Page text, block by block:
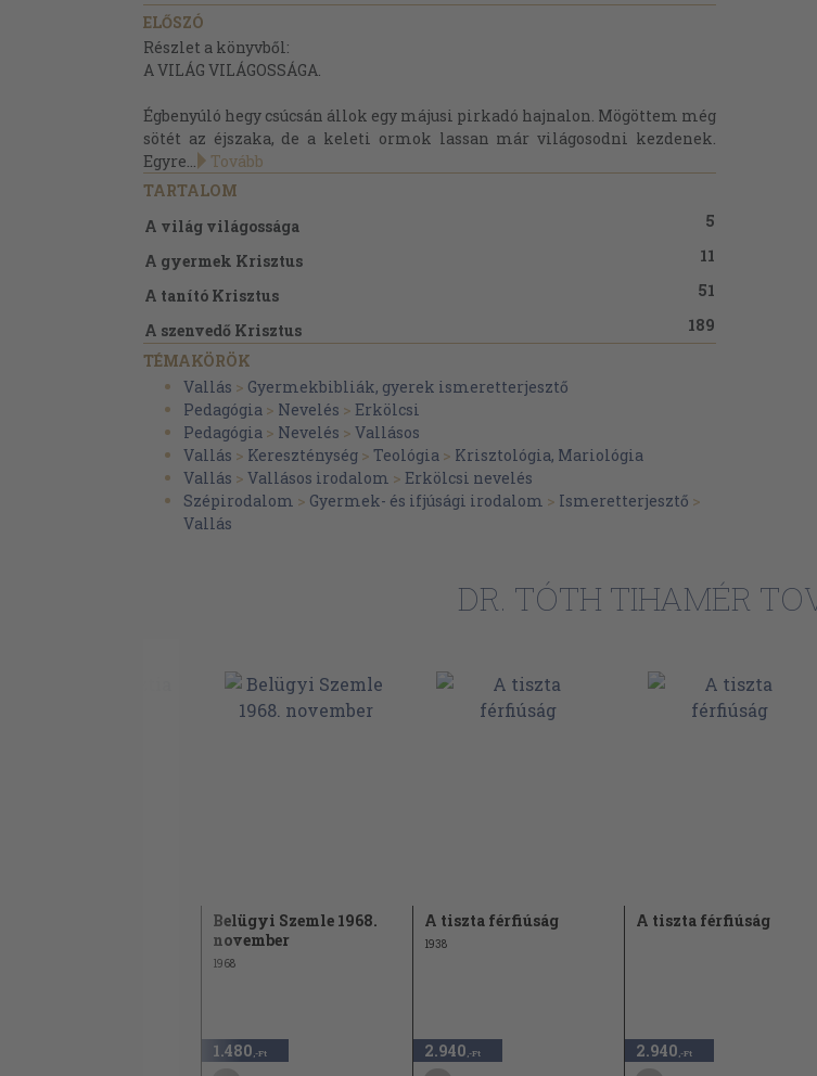
ELŐSZÓ
Részlet a könyvből:
A VILÁG VILÁGOSSÁGA.
Égbenyúló hegy csúcsán állok egy májusi pirkadó hajnalon. Mögöttem még
sötét az éjszaka, de a keleti ormok lassan már világosodni kezdenek.
Egyre...
Tovább
TARTALOM
A világ világossága
5
A gyermek Krisztus
11
A tanító Krisztus
51
A szenvedő Krisztus
189
TÉMAKÖRÖK
Vallás > Gyermekbibliák, gyerek ismeretterjesztő
Pedagógia > Nevelés > Erkölcsi
Pedagógia > Nevelés > Vallásos
Vallás > Kereszténység > Teológia > Krisztológia, Mariológia
Vallás > Vallásos irodalom > Erkölcsi nevelés
Szépirodalom > Gyermek- és ifjúsági irodalom > Ismeretterjesztő >
Vallás
DR. TÓTH TIHAMÉR
Belügyi Szemle 1968.
november
1968
1.480 ,-Ft
A tiszta férfiúság
1938
2.940 ,-Ft
A tiszta férfiúság
2.940 ,-Ft